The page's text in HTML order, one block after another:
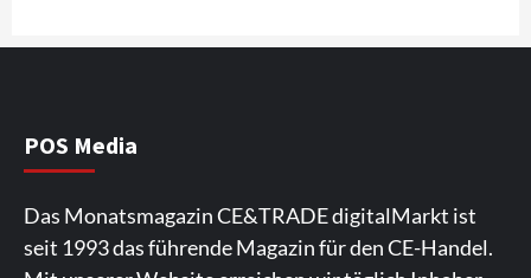
5
6
CHERRY baut Vertriebsteam in
strategisch wichtigen Märkten aus
POS Media
Das Monatsmagazin CE&TRADE digitalMarkt ist
seit 1993 das führende Magazin für den CE-Handel.